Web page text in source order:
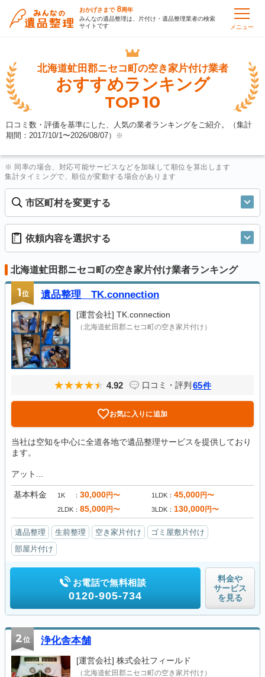
おかげさまで 8周年
みんなの遺品整理は、片付け・遺品整理業者の検索
サイトです
メニュー
北海道虻田郡ニセコ町の空き家片付け業者
おすすめランキング
TOP10
口コミ数・評価を基準にした、人気の業者ランキングをご紹介。（集計
期間：2017/10/1〜2026/08/07） ※
※ 同率の場合、対応可能サービスなどを加味して順位を算出します
集計タイミングで、順位が変動する場合があります
市区町村を変更する
依頼内容を選択する
北海道虻田郡ニセコ町の空き家片付け業者ランキング
1位 遺品整理 TK.connection
[運営会社] TK.connection
（北海道虻田郡ニセコ町の空き家片付け）
4.92 口コミ・評判 65件
お気に入りに追加
当社は空知を中心に全道各地で遺品整理サービスを提供しており
ます。
アット...
基本料金 1K 30,000円〜 1LDK 45,000円〜
2LDK 85,000円〜 3LDK 130,000円〜
遺品整理 生前整理 空き家片付け
ゴミ屋敷片付け
部屋片付け
お電話で無料相談
0120-905-734
料金や
サービス
を見る
2位 浄化舎本舗
[運営会社] 株式会社フィールド
（北海道虻田郡ニセコ町の空き家片付け）